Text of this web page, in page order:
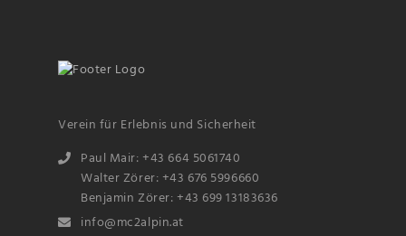
Verein für Erlebnis und Sicherheit
Paul Mair: +43 664 5061740
Walter Zörer: +43 676 5996660
Benjamin Zörer: +43 699 13183636
info@mc2alpin.at
Name